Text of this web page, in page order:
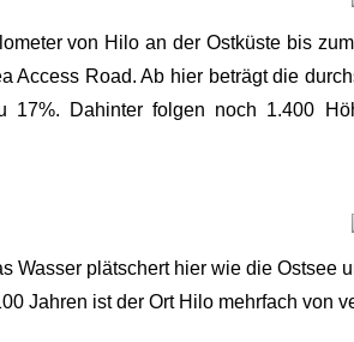
von Hilo an der Ostküste bis
Access Road. Ab hier beträgt die
Dahinter folgen noch 1.400
Wasser plätschert hier wie die
Jahren ist der Ort Hilo mehrfach von